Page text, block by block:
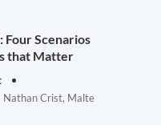
Four Scenarios
that Matter
Nathan Crist, Malte